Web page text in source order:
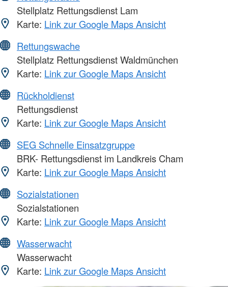
Stellplatz Rettungsdienst Lam
Karte: Link zur Google Maps Ansicht
Rettungswache
Stellplatz Rettungsdienst Waldmünchen
Karte: Link zur Google Maps Ansicht
Rückholdienst
Rettungsdienst
Karte: Link zur Google Maps Ansicht
SEG Schnelle Einsatzgruppe
BRK- Rettungsdienst im Landkreis Cham
Karte: Link zur Google Maps Ansicht
Sozialstationen
Sozialstationen
Karte: Link zur Google Maps Ansicht
Wasserwacht
Wasserwacht
Karte: Link zur Google Maps Ansicht